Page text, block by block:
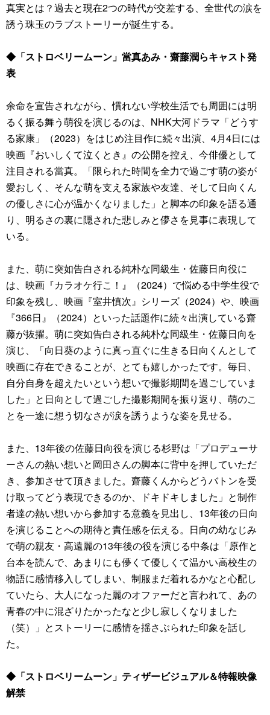
真実とは？過去と現在2つの時代が交差する、全世代の涙を
誘う珠玉のラブストーリーが誕生する。
◆「ストロベリームーン」當真あみ・齋藤潤らキャスト発
表
余命を宣告されながら、慣れない学校生活でも周囲には明
るく振る舞う萌役を演じるのは、NHK大河ドラマ「どうす
る家康」（2023）をはじめ注目作に続々出演、4月4日には
映画『おいしくて泣くとき』の公開を控え、今俳優として
注目される當真。「限られた時間を全力で過ごす萌の姿が
愛おしく、そんな萌を支える家族や友達、そして日向くん
の優しさに心が温かくなりました」と脚本の印象を語る通
り、明るさの裏に隠された悲しみと儚さを見事に表現して
いる。
また、萌に突如告白される純朴な同級生・佐藤日向役に
は、映画『カラオケ行こ！』（2024）で悩める中学生役で
印象を残し、映画『室井慎次』シリーズ（2024）や、映画
『366日』（2024）といった話題作に続々出演している齋
藤が抜擢。萌に突如告白される純朴な同級生・佐藤日向を
演じ、「向日葵のように真っ直ぐに生きる日向くんとして
映画に存在できることが、とても嬉しかったです。毎日、
自分自身を超えたいという想いで撮影期間を過ごしていま
した」と日向として過ごした撮影期間を振り返り、萌のこ
とを一途に想う切なさが涙を誘うような姿を見せる。
また、13年後の佐藤日向役を演じる杉野は「プロデューサ
ーさんの熱い想いと岡田さんの脚本に背中を押していただ
き、参加させて頂きました。齋藤くんからどうバトンを受
け取ってどう表現できるのか、ドキドキしました」と制作
者達の熱い想いから参加する意義を見出し、13年後の日向
を演じることへの期待と責任感を伝える。日向の幼なじみ
で萌の親友・高遠麗の13年後の役を演じる中条は「原作と
台本を読んで、あまりにも儚くて優しくて温かい高校生の
物語に感情移入してしまい、制服まだ着れるかなと心配し
ていたら、大人になった麗のオファーだと言われて、あの
青春の中に混ざりたかったなと少し寂しくなりました
（笑）」とストーリーに感情を揺さぶられた印象を話し
た。
◆「ストロベリームーン」ティザービジュアル＆特報映像
解禁